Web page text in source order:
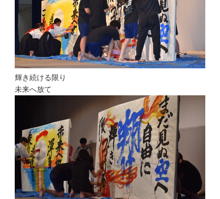
輝き続ける限り
未来へ放て